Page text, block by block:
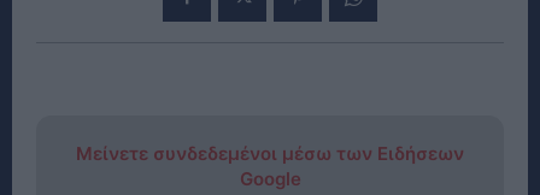
Μείνετε συνδεδεμένοι μέσω των Ειδήσεων
Google